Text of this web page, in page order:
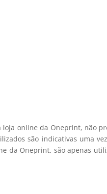
online da Oneprint, não
são indicativas uma
da Oneprint, são apenas